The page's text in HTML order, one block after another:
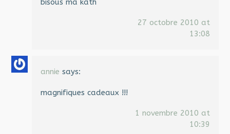
bisous ma kath
27 octobre 2010 at
13:08
annie says:
magnifiques cadeaux !!!
1 novembre 2010 at
10:39